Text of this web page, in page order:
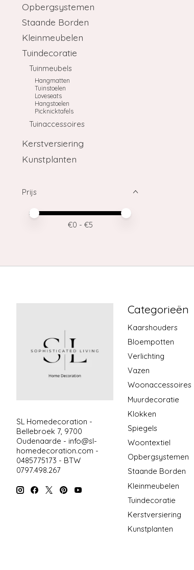
Opbergsystemen
Staande Borden
Kleinmeubelen
Tuindecoratie
Tuinmeubels
Hangmatten
Tuinstoelen
Loveseats
Hangstoelen
Picknicktafels
Tuinaccessoires
Kerstversiering
Kunstplanten
Prijs
Minimale prijswaarde
Price maximum value
€0 - €5
SL Homedecoration -
Bellebroek 7, 9700
Oudenaarde - info@sl-
homedecoration.com -
0485775173 - BTW
0797.498.267
Categorieën
Kaarshouders
Bloempotten
Verlichting
Vazen
Woonaccessoires
Muurdecoratie
Klokken
Spiegels
Woontextiel
Opbergsystemen
Staande Borden
Kleinmeubelen
Tuindecoratie
Kerstversiering
Kunstplanten